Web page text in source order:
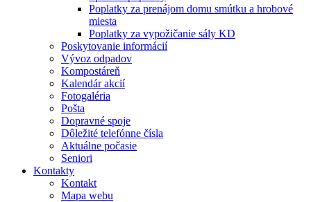
Poplatky za prenájom domu smútku a hrobové
miesta
Poplatky za vypožičanie sály KD
Poskytovanie informácií
Vývoz odpadov
Kompostáreň
Kalendár akcií
Fotogaléria
Pošta
Dopravné spoje
Dôležité telefónne čísla
Aktuálne počasie
Seniori
Kontakty
Kontakt
Mapa webu